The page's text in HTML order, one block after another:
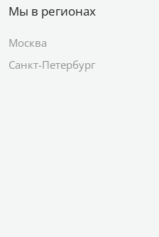
Мы в регионах
Москва
Санкт-Петербург